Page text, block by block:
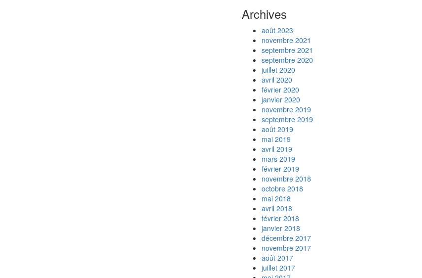
Archives
août 2023
novembre 2021
septembre 2021
septembre 2020
juillet 2020
avril 2020
février 2020
janvier 2020
novembre 2019
septembre 2019
août 2019
mai 2019
avril 2019
mars 2019
février 2019
novembre 2018
octobre 2018
mai 2018
avril 2018
février 2018
janvier 2018
décembre 2017
novembre 2017
août 2017
juillet 2017